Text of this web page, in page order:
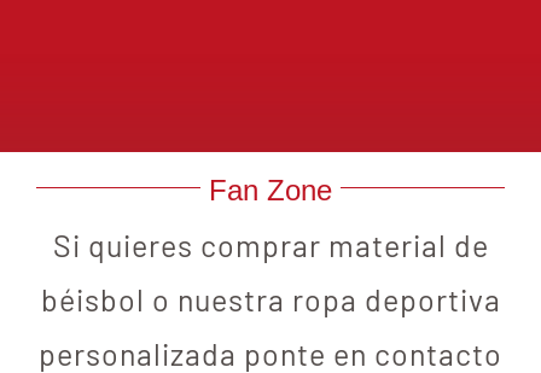
Fan Zone
Si quieres comprar material de
béisbol o nuestra ropa deportiva
personalizada ponte en contacto